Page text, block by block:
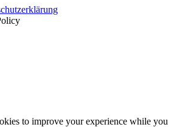
to improve your experience while you